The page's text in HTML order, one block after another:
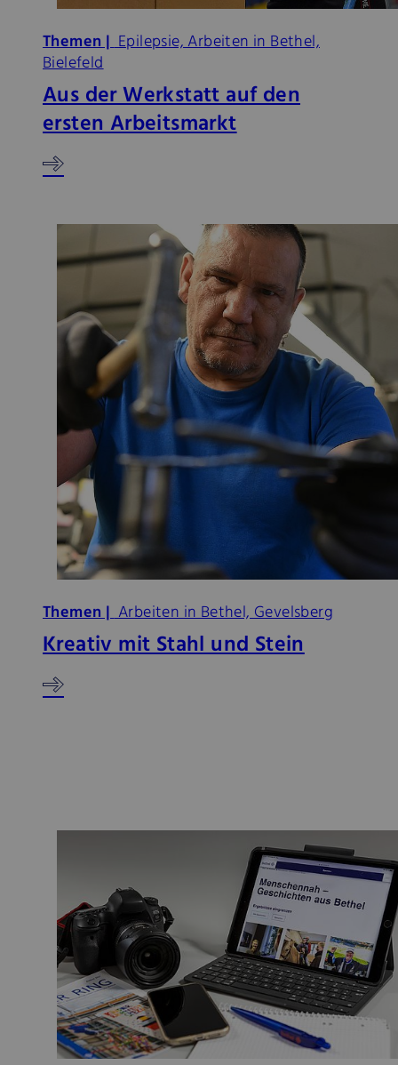
Themen |Epilepsie, Arbeiten in Bethel,
Bielefeld
Aus der Werkstatt auf den
ersten Arbeitsmarkt
Themen |Arbeiten in Bethel, Gevelsberg
Kreativ mit Stahl und Stein